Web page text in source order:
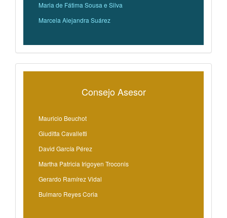
Maria de Fátima Sousa e Silva
Marcela Alejandra Suárez
Consejo Asesor
Mauricio Beuchot
Giuditta Cavalletti
David García Pérez
Martha Patricia Irigoyen Troconis
Gerardo Ramírez Vidal
Bulmaro Reyes Coria